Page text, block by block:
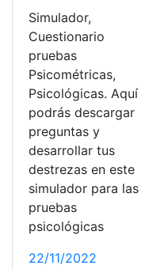
Simulador,
Cuestionario
pruebas
Psicométricas,
Psicológicas. Aquí
podrás descargar
preguntas y
desarrollar tus
destrezas en este
simulador para las
pruebas
psicológicas
22/11/2022